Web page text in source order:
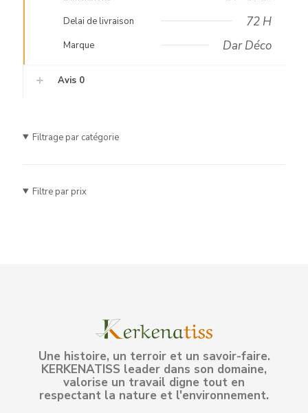
Delai de livraison
72 H
Marque Dar Déco
Avis 0
Filtrage par catégorie
Filtre par prix
Une histoire, un terroir et un savoir-faire.
KERKENATISS leader dans son domaine,
valorise un travail digne tout en
respectant la nature et l'environnement.